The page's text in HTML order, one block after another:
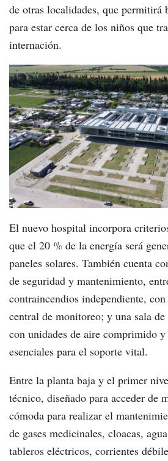
de otras localidades, que permitirá
para estar cerca de los niños que
internación.
El nuevo hospital incorpora
que el 20 % de la energía será
paneles solares. También cuenta
de seguridad y mantenimiento,
contraincendios independiente,
central de monitoreo; y una sala
con unidades de aire comprimido
esenciales para el soporte vital.
Entre la planta baja y el primer
técnico, diseñado para acceder de
cómoda para realizar el
de gases medicinales, cloacas,
tableros eléctricos, corrientes